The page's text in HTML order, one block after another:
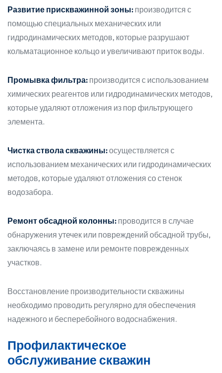
Развитие прискважинной зоны: производится с
помощью специальных механических или
гидродинамических методов, которые разрушают
кольматационное кольцо и увеличивают приток воды.
Промывка фильтра: производится с использованием
химических реагентов или гидродинамических методов,
которые удаляют отложения из пор фильтрующего
элемента.
Чистка ствола скважины:осуществляется с
использованием механических или гидродинамических
методов, которые удаляют отложения со стенок
водозабора.
Ремонт обсадной колонны: проводится в случае
обнаружения утечек или повреждений обсадной трубы,
заключаясь в замене или ремонте поврежденных
участков.
Восстановление производительности скважины
необходимо проводить регулярно для обеспечения
надежного и бесперебойного водоснабжения.
Профилактическое
обслуживание скважин